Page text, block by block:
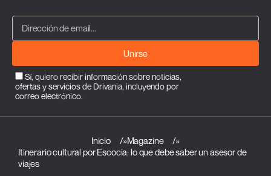
Unirse
Sí, quiero recibir información sobre noticias,
ofertas y servicios de Drivania, incluyendo por
correo electrónico.
Inicio »Magazine
»
Itinerario cultural por Escocia: lo que debe saber un asesor de
viajes